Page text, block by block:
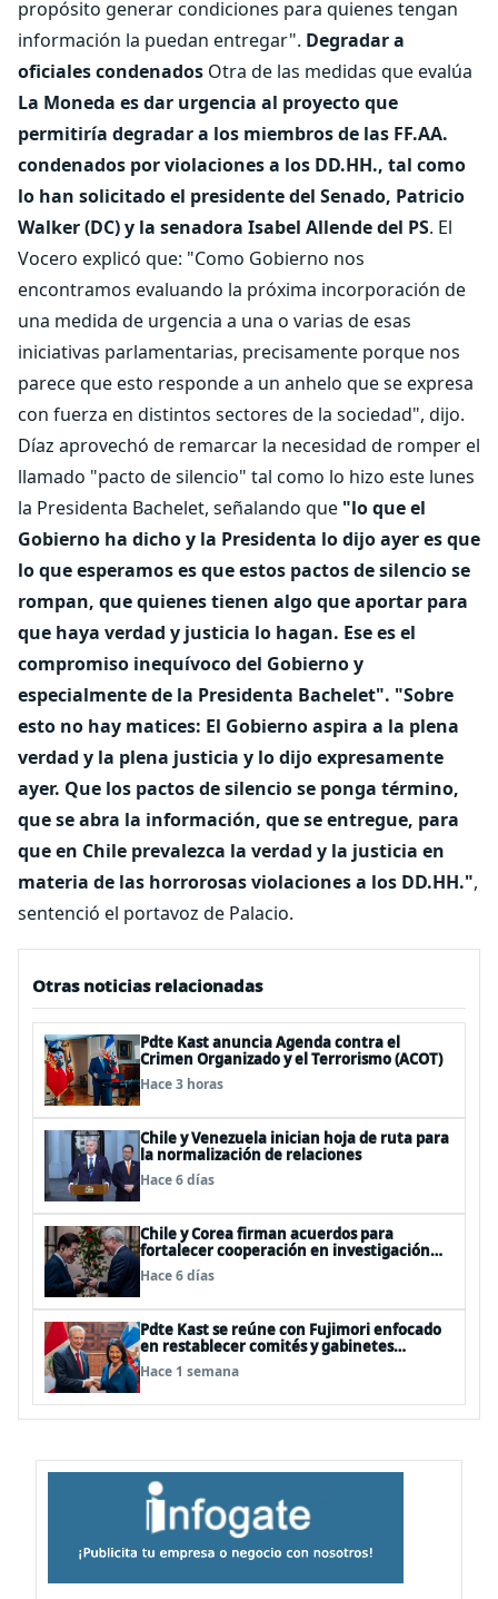
propósito generar condiciones para quienes tengan
información la puedan entregar". Degradar a
oficiales condenados Otra de las medidas que evalúa
La Moneda es dar urgencia al proyecto que
permitiría degradar a los miembros de las FF.AA.
condenados por violaciones a los DD.HH., tal como
lo han solicitado el presidente del Senado, Patricio
Walker (DC) y la senadora Isabel Allende del PS. El
Vocero explicó que: "Como Gobierno nos
encontramos evaluando la próxima incorporación de
una medida de urgencia a una o varias de esas
iniciativas parlamentarias, precisamente porque nos
parece que esto responde a un anhelo que se expresa
con fuerza en distintos sectores de la sociedad", dijo.
Díaz aprovechó de remarcar la necesidad de romper el
llamado "pacto de silencio" tal como lo hizo este lunes
la Presidenta Bachelet, señalando que "lo que el
Gobierno ha dicho y la Presidenta lo dijo ayer es que
lo que esperamos es que estos pactos de silencio se
rompan, que quienes tienen algo que aportar para
que haya verdad y justicia lo hagan. Ese es el
compromiso inequívoco del Gobierno y
especialmente de la Presidenta Bachelet". "Sobre
esto no hay matices: El Gobierno aspira a la plena
verdad y la plena justicia y lo dijo expresamente
ayer. Que los pactos de silencio se ponga término,
que se abra la información, que se entregue, para
que en Chile prevalezca la verdad y la justicia en
materia de las horrorosas violaciones a los DD.HH.",
sentenció el portavoz de Palacio.
Otras noticias relacionadas
Pdte Kast anuncia Agenda contra el
Crimen Organizado y el Terrorismo (ACOT)
Hace 3 horas
Chile y Venezuela inician hoja de ruta para
la normalización de relaciones
Hace 6 días
Chile y Corea firman acuerdos para
fortalecer cooperación en investigación
antártica, minería, seguridad
Hace 6 días
Pdte Kast se reúne con Fujimori enfocado
en restablecer comités y gabinetes
binacionales y potenciar relaciones
comerciales
Hace 1 semana